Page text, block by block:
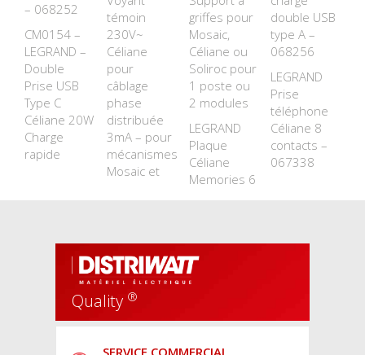
– 068252
CM0154 –
LEGRAND –
Double
Prise USB
Type C
Céliane 20W
Charge
rapide
témoin
230V~
Céliane
pour
câblage
phase
distribuée
3mA – pour
mécanismes
Mosaic et
griffes pour
Mosaic,
Céliane ou
Soliroc pour
1 poste ou
2 modules
LEGRAND
Plaque
Céliane
Memories 6
double USB
type A –
068256
LEGRAND
Prise
téléphone
Céliane 8
contacts –
067338
Quality ®
SERVICE COMMERCIAL